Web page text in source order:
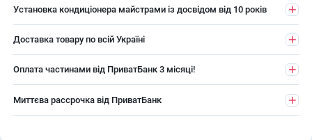
Установка кондиціонера майстрами із досвідом від 10 років
Доставка товару по всій Україні
Оплата частинами від ПриватБанк 3 місяці!
Миттєва рассрочка від ПриватБанк